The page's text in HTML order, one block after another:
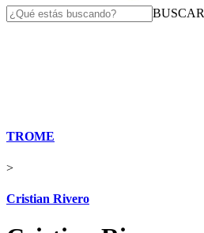
BUSCAR
TROME
>
Cristian Rivero